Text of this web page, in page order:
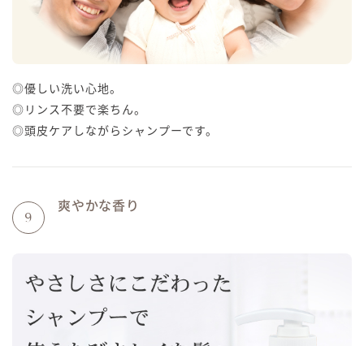
◎優しい洗い心地。
◎リンス不要で楽ちん。
◎頭皮ケアしながらシャンプーです。
9
爽やかな香り